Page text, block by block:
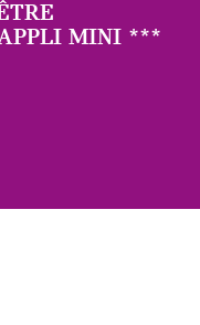
MINI ***